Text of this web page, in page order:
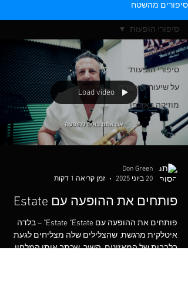
סיפורים מהשטח
All Posts
סיפורי הופעות
על שיעורי חצוצרה
מוזיקה באולפן
סיפורי הופעות
Load video
Don Green
20 ביוני 2025
זמן קריאה 1 דקות
פותחים את ההופעה עם Estate
פותחים את ההופעה עם Estate "Estate" – בלדה
איטלקית מרגשת, שהצלילים שלה מצליחים לגעת
בלבבות של המאזינים. השיר, שכתב אותו המלחין